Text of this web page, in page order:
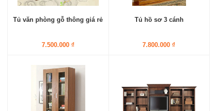
Tủ văn phòng gỗ thông giá rẻ
7.500.000 ₫
Tủ hồ sơ 3 cánh
7.800.000 ₫